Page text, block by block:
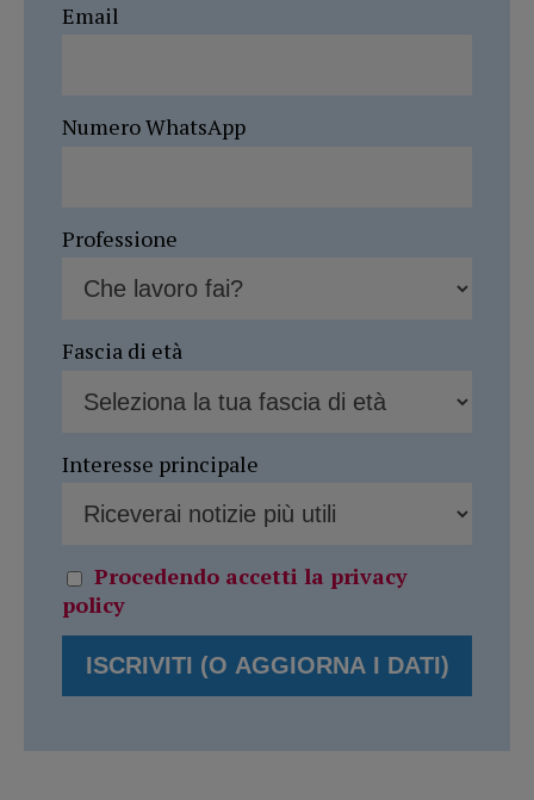
Email
Numero WhatsApp
Professione
Fascia di età
Interesse principale
Procedendo accetti la privacy
policy